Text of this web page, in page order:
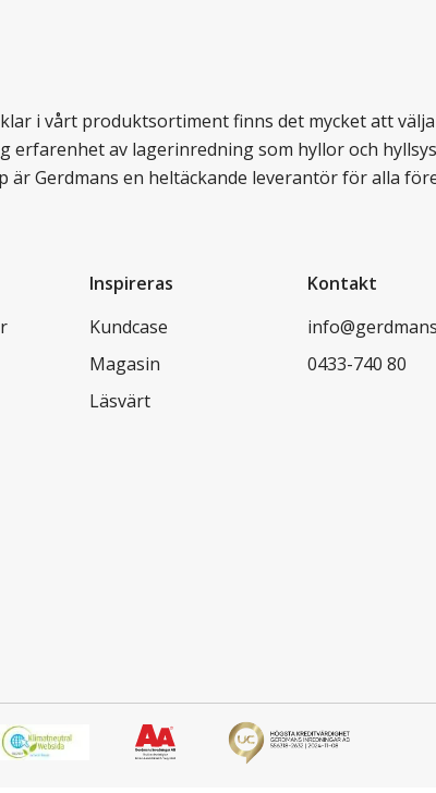
i vårt produktsortiment finns det mycket att
av lagerinredning som hyllor och
Gerdmans en heltäckande leverantör för alla
Inspireras
Kundcase
Magasin
Läsvärt
Kontakt
0433-740 80